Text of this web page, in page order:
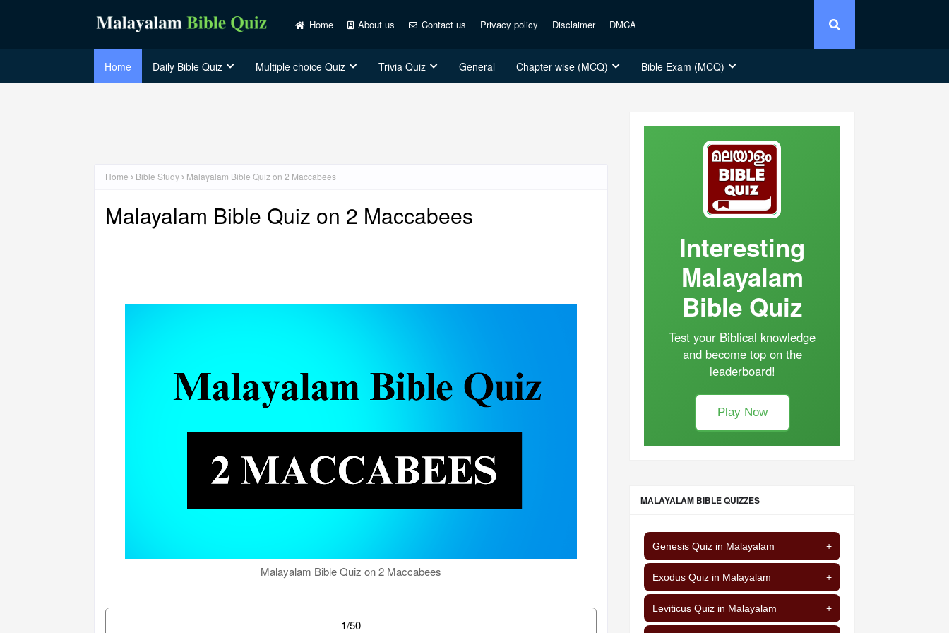
Home About us Contact us Privacy policy Disclaimer DMCA
Home Daily Bible Quiz Multiple choice Quiz Trivia Quiz General Chapter wise (MCQ) Bible Exam (MCQ)
Home Bible Study Malayalam Bible Quiz on 2 Maccabees
Malayalam Bible Quiz on 2 Maccabees
Malayalam Bible Quiz on 2 Maccabees
1/50
Interesting
Malayalam
Bible Quiz
Test your Biblical knowledge
and become top on the
leaderboard!
Play Now
MALAYALAM BIBLE QUIZZES
Genesis Quiz in Malayalam +
Exodus Quiz in Malayalam +
Leviticus Quiz in Malayalam +